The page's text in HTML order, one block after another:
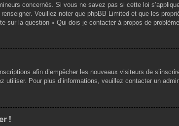
concernés. Si vous ne savez pas si cette loi
Veuillez noter que phpBB Limited et que les
la question « Qui dois-je contacter à propos de
afin d’empêcher les nouveaux visiteurs de
utiliser. Pour plus d’informations, veuillez contacter un
!